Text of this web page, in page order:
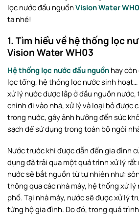
lọc nước đầu nguồnVision Water
ta nhé!
1. Tìm hiểu về hệ thống lọc
Vision Water WH03
Hệ thống lọc nước đầu nguồnhay
lọc tổng, hệ thống lọc nước sinh
xử lý nước được lắp ở đầu nguồn
chính đi vào nhà, xử lý và loại bỏ được
trong nước, gây ảnh hưởng đến sức
sạch để sử dụng trong toàn bộ ngôi
Nước trước khi được dẫn đến gia đình
dụng đã trải qua một quá trình xử lý
nước sẽ bắt nguồn từ tự nhiên như:
thông qua các nhà máy, hệ thống xử
phố. Tại nhà máy, nước sẽ được xử lý
từng hộ gia đình. Do đó, trong quá